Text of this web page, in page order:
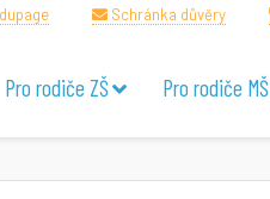
Schránka důvěry
Pro rodiče ZŠ Pro rodiče MŠ